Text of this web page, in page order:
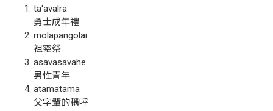
ta‘avalra
勇士成年禮
molapangolai
祖靈祭
asavasavahe
男性青年
atamatama
父字輩的稱呼